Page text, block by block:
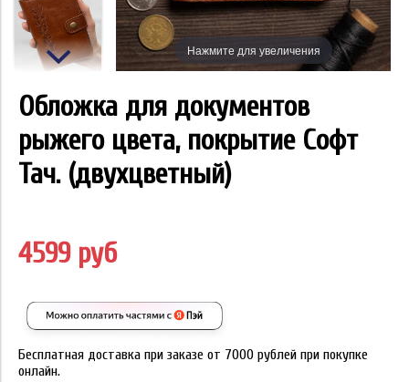
Нажмите для увеличения
Обложка для документов
рыжего цвета, покрытие Софт
Тач. (двухцветный)
4599 руб
Бесплатная доставка при заказе от 7000 рублей при покупке
онлайн.